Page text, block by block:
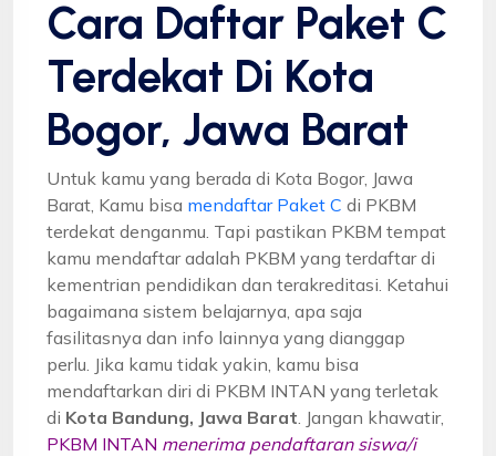
Cara Daftar Paket C
Terdekat Di Kota
Bogor, Jawa Barat
Untuk kamu yang berada di Kota Bogor, Jawa
Barat, Kamu bisa mendaftar Paket C di PKBM
terdekat denganmu. Tapi pastikan PKBM tempat
kamu mendaftar adalah PKBM yang terdaftar di
kementrian pendidikan dan terakreditasi. Ketahui
bagaimana sistem belajarnya, apa saja
fasilitasnya dan info lainnya yang dianggap
perlu. Jika kamu tidak yakin, kamu bisa
mendaftarkan diri di PKBM INTAN yang terletak
di Kota Bandung, Jawa Barat . Jangan khawatir,
PKBM INTAN menerima pendaftaran siswa/i